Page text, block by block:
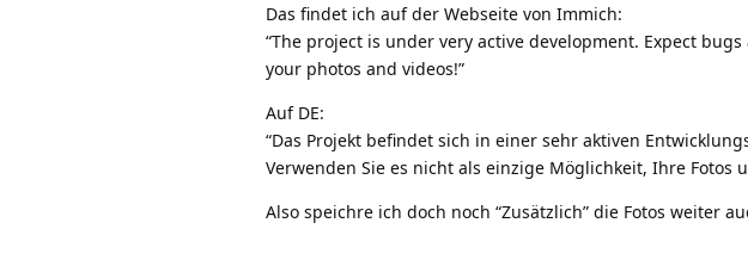
Das findet ich auf der Webseite von Immich:
“The project is under very active development. Expect
your photos and videos!”
Auf DE:
“Das Projekt befindet sich in einer sehr aktiven
Verwenden Sie es nicht als einzige Möglichkeit, Ihre Fotos
Also speichre ich doch noch “Zusätzlich” die Fotos weiter